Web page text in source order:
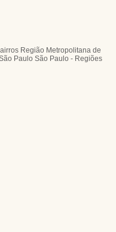
Região Metropolitana de
PauloSão Paulo - Regiões